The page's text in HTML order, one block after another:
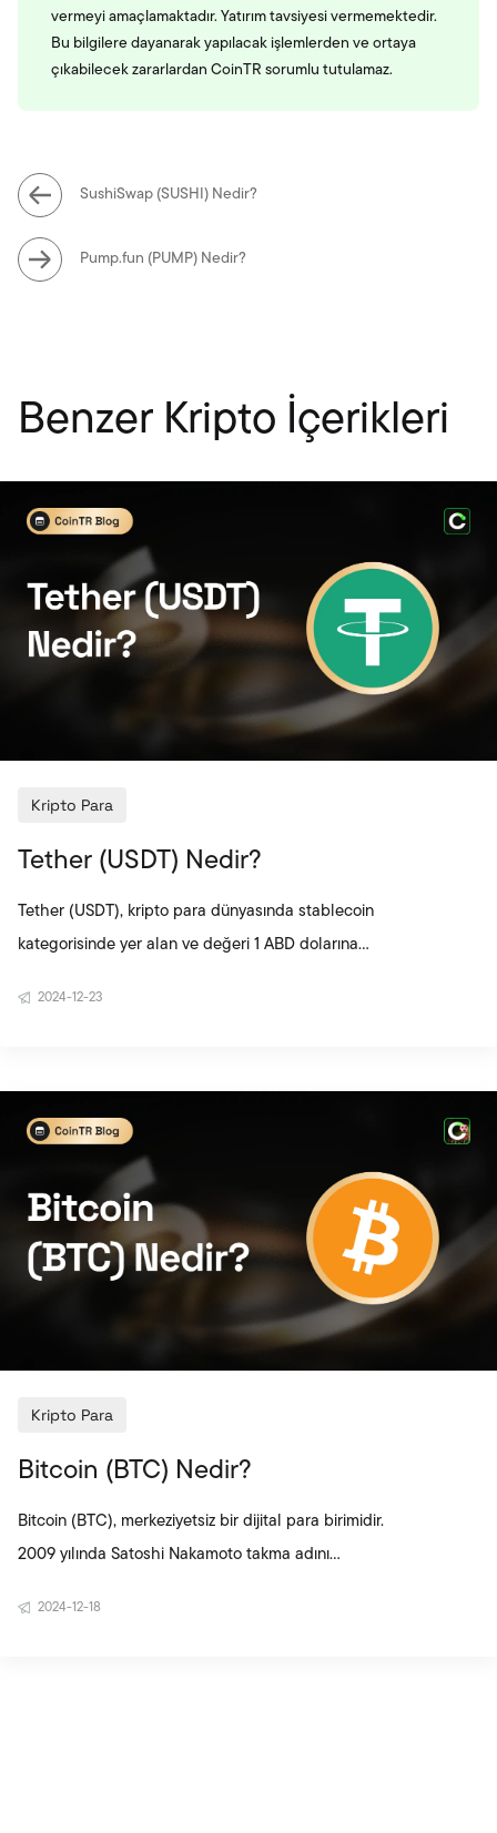
vermeyi amaçlamaktadır. Yatırım tavsiyesi vermemektedir.
Bu bilgilere dayanarak yapılacak işlemlerden ve ortaya
çıkabilecek zararlardan CoinTR sorumlu tutulamaz.
SushiSwap (SUSHI) Nedir?
Pump.fun (PUMP) Nedir?
Benzer Kripto İçerikleri
Kripto Para
Tether (USDT) Nedir?
Tether (USDT), kripto para dünyasında stablecoin
kategorisinde yer alan ve değeri 1 ABD dolarına
edilmektedir. USDT coin, özellikle piyasa
dalgalanmalarından korunmak isteyen ve dijital
ödemelerde sabit değer kullanmayı amaçlayan
kullanıcılar arasında
2024-12-23
Kripto Para
Bitcoin (BTC) Nedir?
Bitcoin (BTC), merkeziyetsiz bir dijital para birimidir.
2009 yılında Satoshi Nakamoto takma adını
2024-12-18